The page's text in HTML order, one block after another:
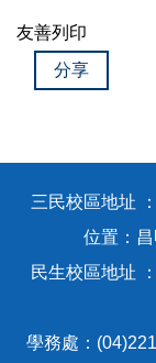
友善列印
分享
三民校區地址
位置：
民生校區地址
學務處：